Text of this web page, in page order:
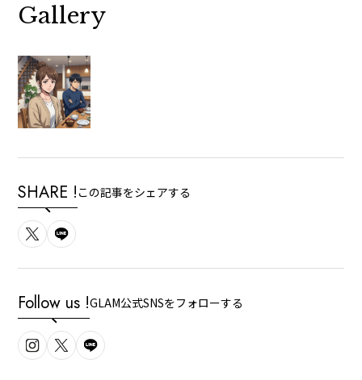
Gallery
SHARE ! この記事をシェアする
Follow us !GLAM公式SNSをフォローする